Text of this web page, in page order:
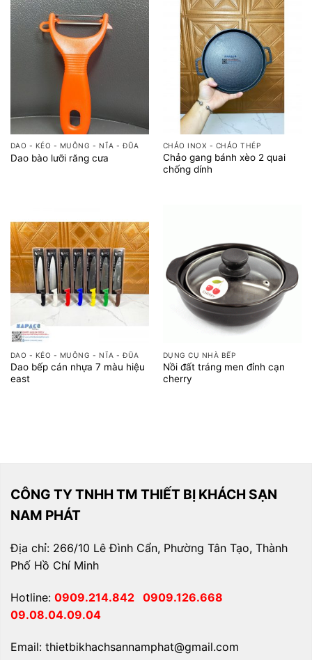
DAO - KÉO - MUỖNG - NĨA - ĐŨA
Dao bào lưỡi răng cưa
CHẢO INOX - CHẢO THÉP
Chảo gang bánh xèo 2 quai
chống dính
DAO - KÉO - MUỖNG - NĨA - ĐŨA
Dao bếp cán nhựa 7 màu hiệu
east
DỤNG CỤ NHÀ BẾP
Nồi đất tráng men đỉnh cạn
cherry
CÔNG TY TNHH TM THIẾT BỊ KHÁCH SẠN
NAM PHÁT
Địa chỉ: 266/10 Lê Đình Cẩn, Phường Tân Tạo, Thành
Phố Hồ Chí Minh
Hotline: 0909.214.842 0909.126.668
09.08.04.09.04
Email: thietbikhachsannamphat@gmail.com